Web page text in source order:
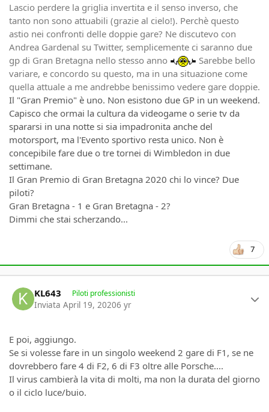
Lascio perdere la griglia invertita e il senso inverso, che
tanto non sono attuabili (grazie al cielo!). Perchè questo
astio nei confronti delle doppie gare? Ne discutevo con
Andrea Gardenal su Twitter, semplicemente ci saranno due
gp di Gran Bretagna nello stesso anno
Sarebbe bello
variare, e concordo su questo, ma in una situazione come
quella attuale a me andrebbe benissimo vedere gare doppie.
Il "Gran Premio" è uno. Non esistono due GP in un weekend.
Capisco che ormai la cultura da videogame o serie tv da
spararsi in una notte si sia impadronita anche del
motorsport, ma l'Evento sportivo resta unico. Non è
concepibile fare due o tre tornei di Wimbledon in due
settimane.
Il Gran Premio di Gran Bretagna 2020 chi lo vince? Due
piloti?
Gran Bretagna - 1 e Gran Bretagna - 2?
Dimmi che stai scherzando...
7
KL643 Piloti professionisti
Inviata April 19, 20206 yr
E poi, aggiungo.
Se si volesse fare in un singolo weekend 2 gare di F1, se ne
dovrebbero fare 4 di F2, 6 di F3 oltre alle Porsche....
Il virus cambierà la vita di molti, ma non la durata del giorno
o il ciclo luce/buio.